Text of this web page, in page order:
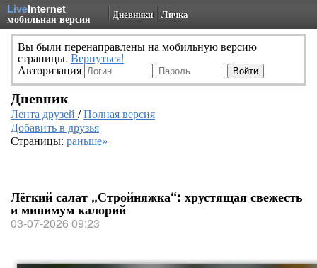
LiveInternet
мобильная версия Дневники Личка
Вы были перенаправлены на мобильную версию
страницы. Вернуться!
Авторизация
Дневник
Лента друзей /Полная версия
Добавить в друзья
Страницы: раньше»
Лёгкий салат „Стройняжка“: хрустящая свежесть
и минимум калорий
03-07-2026 09:23